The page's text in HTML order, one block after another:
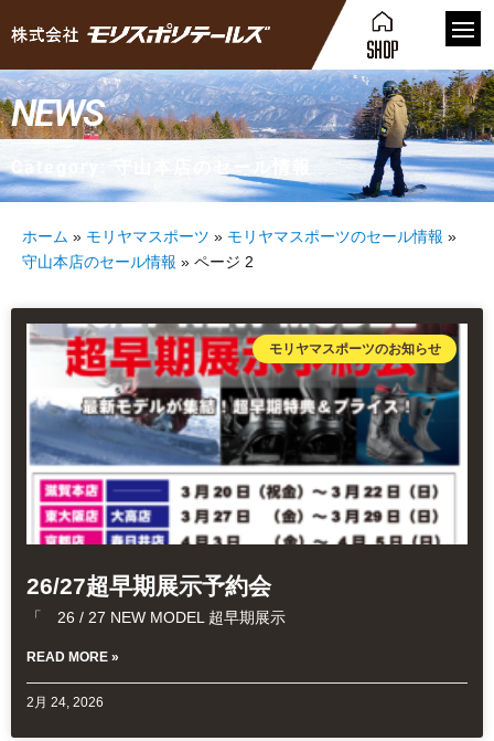
NEWS
Category: 守山本店のセール情報
ホーム » モリヤマスポーツ » モリヤマスポーツのセール情報 »
守山本店のセール情報 » ページ 2
モリヤマスポーツのお知らせ
26/27超早期展示予約会
「 26 / 27 NEW MODEL 超早期展示
READ MORE »
2月 24, 2026